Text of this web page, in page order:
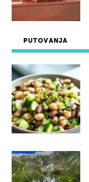
PUTOVANJA